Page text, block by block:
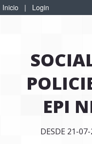
Inicio | Login
EPI
DESDE 21-